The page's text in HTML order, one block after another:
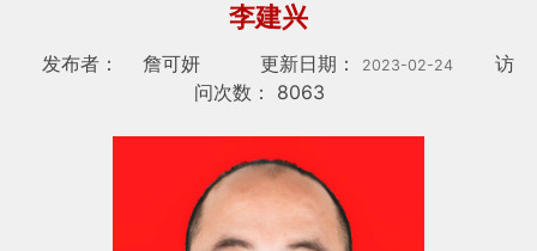
李建兴
发布者： 詹可妍 更新日期： 2023-02-24
访
问次数： 8063